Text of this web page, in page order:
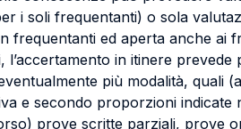
i soli frequentanti) o sola
frequentanti ed aperta anche ai
l’accertamento in itinere prevede
più modalità, quali
e secondo proporzioni indicate
prove scritte parziali, prove